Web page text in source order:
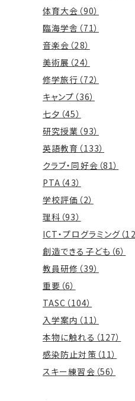
体育大会（90）
臨海学舎（71）
音楽会（28）
美術展（24）
修学旅行（72）
キャンプ（36）
七夕（45）
研究授業（93）
英語教育（133）
クラブ・同好会（81）
PTA（43）
学校評価（2）
理科（93）
ICT・プログラミング（12
創造できる子ども（6）
教員研修（39）
重要（6）
TASC（104）
入学案内（11）
本物に触れる（127）
感染防止対策（11）
スキー練習会（56）